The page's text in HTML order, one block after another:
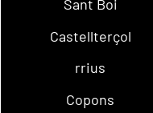
Sant Boi
Castellterçol
rrius
Copons